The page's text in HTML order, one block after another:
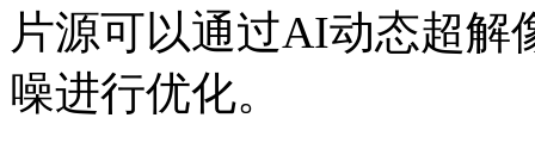
片源可以通过AI动态超解
噪进行优化。